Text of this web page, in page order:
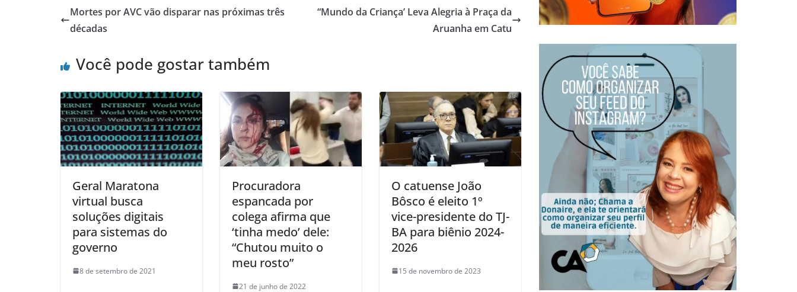
Mortes por AVC vão disparar nas próximas três
décadas
“Mundo da Criança’ Leva Alegria à Praça da
Aruanha em Catu
Você pode gostar também
Geral Maratona
virtual busca
soluções digitais
para sistemas do
governo
8 de setembro de 2021
Procuradora
espancada por
colega afirma que
‘tinha medo’ dele:
“Chutou muito o
meu rosto”
21 de junho de 2022
O catuense João
Bôsco é eleito 1º
vice-presidente do TJ-
BA para biênio 2024-
2026
15 de novembro de 2023